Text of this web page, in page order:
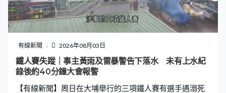
有線新聞 2026年08月03日
鐵人賽失蹤｜事主黃雨及雷暴警告下落水 未有上水紀
錄後約40分鐘大會報警
【有線新聞】周日在大埔舉行的三項鐵人賽有選手遇溺死